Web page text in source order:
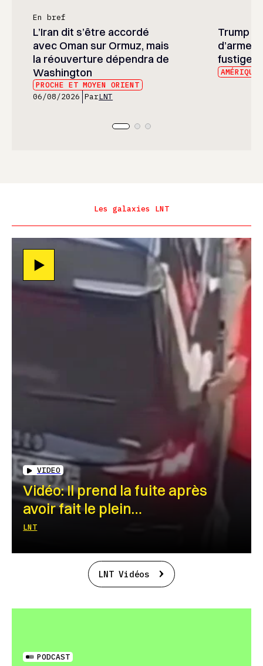
En bref
L’Iran dit s’être accordé
avec Oman sur Ormuz, mais
la réouverture dépendra de
Washington
PROCHE ET MOYEN ORIENT
06/08/2026 ParLNT
Trump
fustige
AMÉRIQUES
Les galaxies LNT
VIDEO
Vidéo: Il prend la fuite après
avoir fait le plein…
LNT
LNT Vidéos
PODCAST